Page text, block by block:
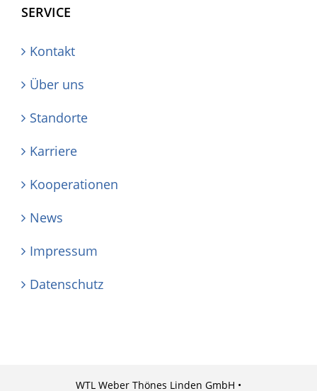
SERVICE
Kontakt
Über uns
Standorte
Karriere
Kooperationen
News
Impressum
Datenschutz
WTL Weber Thönes Linden GmbH •